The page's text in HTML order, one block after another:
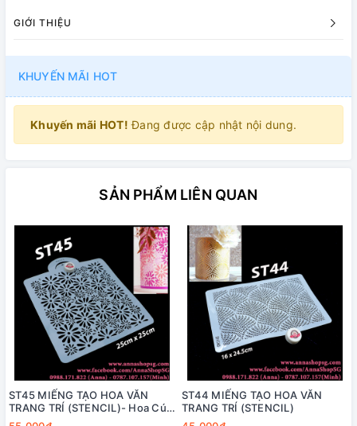
GIỚI THIỆU
KHUYẾN MÃI HOT
Khuyến mãi HOT! Đang được cập nhật nội dung.
SẢN PHẨM LIÊN QUAN
ST45 MIẾNG TẠO HOA VĂN
TRANG TRÍ (STENCIL)- Hoa Cúc
Nhiều Size
ST44 MIẾNG TẠO HOA VĂN
TRANG TRÍ (STENCIL)